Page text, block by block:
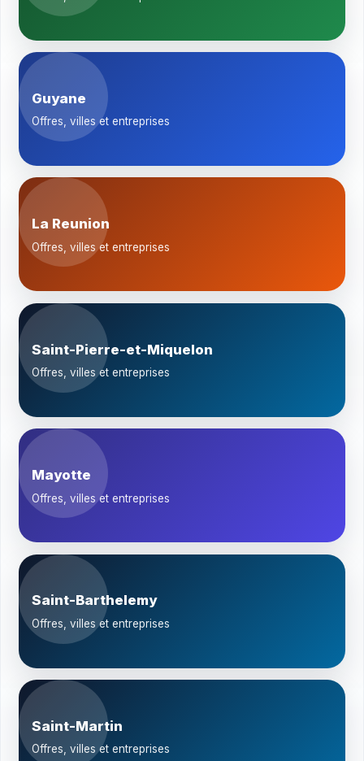
Guyane
Offres, villes et entreprises
La Reunion
Offres, villes et entreprises
Saint-Pierre-et-Miquelon
Offres, villes et entreprises
Mayotte
Offres, villes et entreprises
Saint-Barthelemy
Offres, villes et entreprises
Saint-Martin
Offres, villes et entreprises